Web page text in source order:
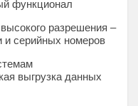
функционал
разрешения –
и серийных номеров
выгрузка данных